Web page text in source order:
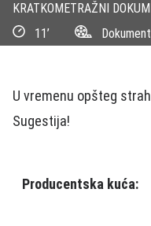
KRATKOMETRAŽNI
11’
U vremenu opšteg
Sugestija!
Producentska kuća: